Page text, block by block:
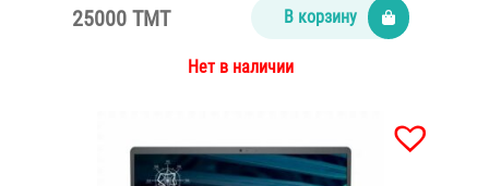
25000 TMT В корзину
Нет в наличии